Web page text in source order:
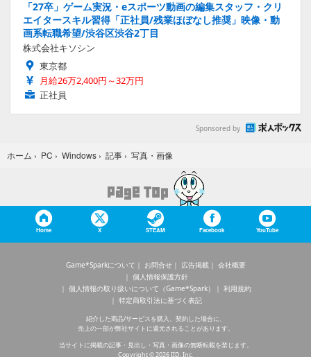
「27卒」ゲーム実況・eスポーツ動画の編集スタッフ・クリ
エイタースキル習得「正社員/残業ほぼなし推奨」映像・動
画系転職希望/渋谷区渋谷2丁目
株式会社キソシン
東京都
月給26万2,400円～32万円
正社員
Sponsored by
ホーム › PC › Windows › 記事 › 写真・画像
Home X STEAM Facebook YouTube
Game*Sparkについて お問合せ 広告掲載
会社概要
個人情報保護方針
個人情報の取り扱いについて（Game*Spark）
利用規約
特定商取引法に基づく表記
紹介した商品/サービスを購入、契約した場合に、
売上の一部が弊社サイトに還元されることがあります。
当サイトに掲載の記事・見出し・写真・画像の無断転載を禁じます。
Copyright © 2026 IID, Inc.